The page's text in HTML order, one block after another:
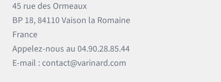
45 rue des Ormeaux
BP 18, 84110 Vaison la Romaine
France
Appelez-nous au04.90.28.85.44
E-mail : contact@varinard.com